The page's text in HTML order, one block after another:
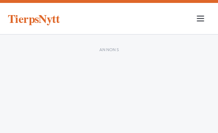
TierpsNytt
ANNONS